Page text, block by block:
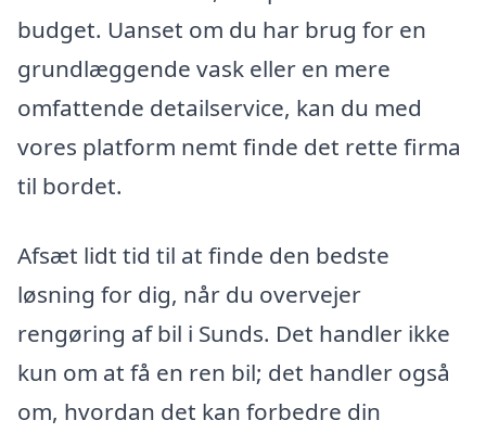
budget. Uanset om du har brug for en
grundlæggende vask eller en mere
omfattende detailservice, kan du med
vores platform nemt finde det rette firma
til bordet.
Afsæt lidt tid til at finde den bedste
løsning for dig, når du overvejer
rengøring af bil i Sunds. Det handler ikke
kun om at få en ren bil; det handler også
om, hvordan det kan forbedre din